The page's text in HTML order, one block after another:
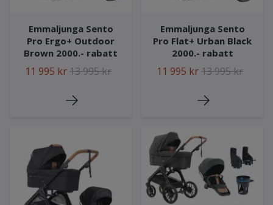
Emmaljunga Sento
Pro Ergo+ Outdoor
Brown 2000.- rabatt
11 995 kr13 995 kr
Emmaljunga Sento
Pro Flat+ Urban Black
2000.- rabatt
11 995 kr13 995 kr